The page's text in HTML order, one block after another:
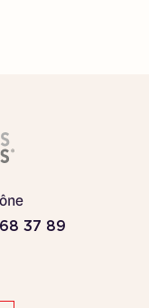
37 89